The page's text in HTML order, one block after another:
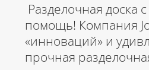
Разделочная доска
помощь! Компания
«инноваций» и
прочная